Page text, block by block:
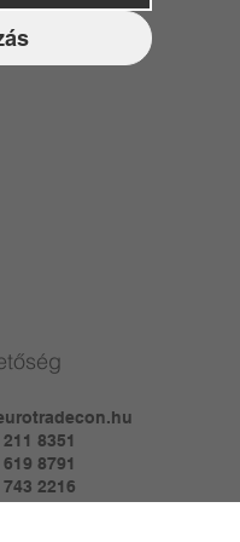
8351
8791
2216